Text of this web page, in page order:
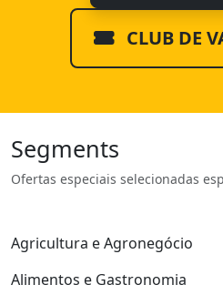
CLUB DE
Segments
Ofertas especiais selecionadas
Agricultura e Agronegócio
Alimentos e Gastronomia